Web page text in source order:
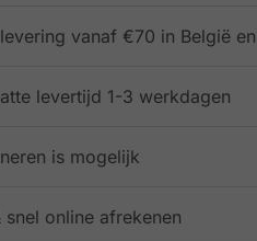
vanaf €70 in België
levertijd 1-3 werkdagen
is mogelijk
snel online afrekenen